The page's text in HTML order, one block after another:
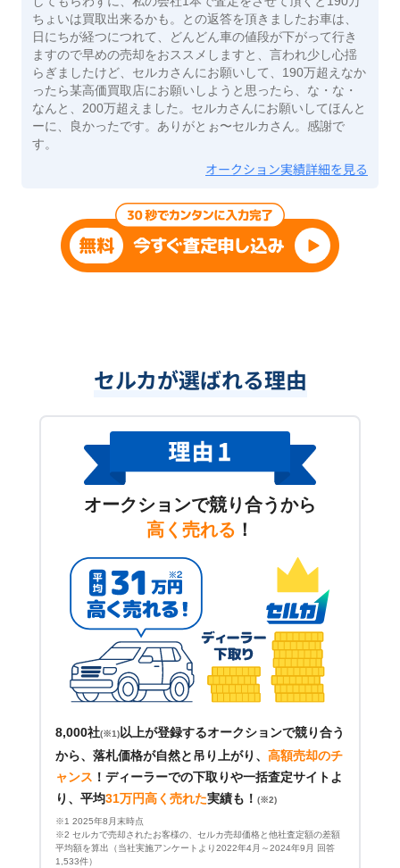
ちょいは買取出来るかも。との返答を頂きましたお車は、
日にちが経つにつれて、どんどん車の値段が下がって行き
ますので早めの売却をおススメしますと、言われ少し心揺
らぎましたけど、セルカさんにお願いして、190万超えなか
ったら某高価買取店にお願いしようと思ったら、な・な・
なんと、200万超えました。セルカさんにお願いしてほんと
ーに、良かったです。ありがとぉ〜セルカさん。感謝で
す。
オークション実績詳細を見る
セルカが選ばれる理由
オークションで競り合うから
高く売れる ！
8,000社(※1)以上が登録するオークションで競り合う
から、落札価格が自然と吊り上がり、 高額売却のチ
ャンス ！ ディーラーでの下取りや一括査定サイトよ
り、平均31万円高く売れた実績も！ (※2)
※1 2025年8月末時点
※2 セルカで売却されたお客様の、セルカ売却価格と他社査定額の差額
平均額を算出（当社実施アンケートより2022年4月～2024年9月 回答
1,533件）